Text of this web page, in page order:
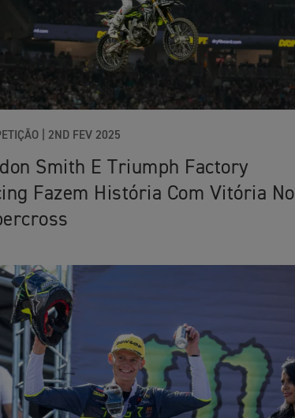
| 2ND FEV 2025
Smith E Triumph Factory
Fazem História Com Vitória No